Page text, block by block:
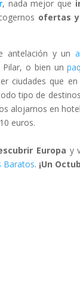
, nada mejor que
ofertas
antelación y un
Pilar, o bien un
ciudades que
tipo de
alojarnos en
euros.
Europa y
Baratos. ¡Un